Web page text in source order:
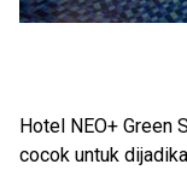
Hotel NEO+ Green
cocok untuk